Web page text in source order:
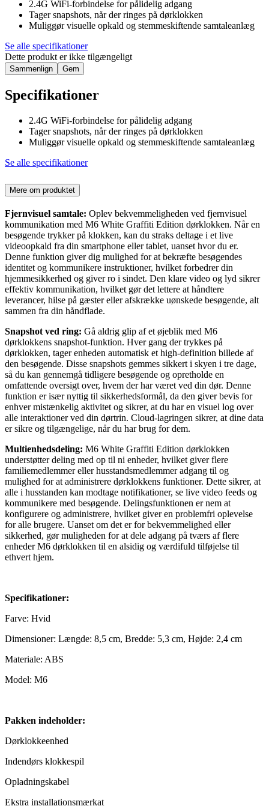
2.4G WiFi-forbindelse for pålidelig adgang
Tager snapshots, når der ringes på dørklokken
Muliggør visuelle opkald og stemmeskiftende samtaleanlæg
Se alle specifikationer
Dette produkt er ikke tilgængeligt
Sammenlign Gem
Specifikationer
2.4G WiFi-forbindelse for pålidelig adgang
Tager snapshots, når der ringes på dørklokken
Muliggør visuelle opkald og stemmeskiftende samtaleanlæg
Se alle specifikationer
Mere om produktet
Fjernvisuel samtale: Oplev bekvemmeligheden ved fjernvisuel
kommunikation med M6 White Graffiti Edition dørklokken. Når en
besøgende trykker på klokken, kan du straks deltage i et live
videoopkald fra din smartphone eller tablet, uanset hvor du er.
Denne funktion giver dig mulighed for at bekræfte besøgendes
identitet og kommunikere instruktioner, hvilket forbedrer din
hjemmesikkerhed og giver ro i sindet. Den klare video og lyd sikrer
effektiv kommunikation, hvilket gør det lettere at håndtere
leverancer, hilse på gæster eller afskrække uønskede besøgende, alt
sammen fra din håndflade.
Snapshot ved ring: Gå aldrig glip af et øjeblik med M6
dørklokkens snapshot-funktion. Hver gang der trykkes på
dørklokken, tager enheden automatisk et high-definition billede af
den besøgende. Disse snapshots gemmes sikkert i skyen i tre dage,
så du kan gennemgå tidligere besøgende og opretholde en
omfattende oversigt over, hvem der har været ved din dør. Denne
funktion er især nyttig til sikkerhedsformål, da den giver bevis for
enhver mistænkelig aktivitet og sikrer, at du har en visuel log over
alle interaktioner ved din dørtrin. Cloud-lagringen sikrer, at dine data
er sikre og tilgængelige, når du har brug for dem.
Multienhedsdeling: M6 White Graffiti Edition dørklokken
understøtter deling med op til ni enheder, hvilket giver flere
familiemedlemmer eller husstandsmedlemmer adgang til og
mulighed for at administrere dørklokkens funktioner. Dette sikrer, at
alle i husstanden kan modtage notifikationer, se live video feeds og
kommunikere med besøgende. Delingsfunktionen er nem at
konfigurere og administrere, hvilket giver en problemfri oplevelse
for alle brugere. Uanset om det er for bekvemmelighed eller
sikkerhed, gør muligheden for at dele adgang på tværs af flere
enheder M6 dørklokken til en alsidig og værdifuld tilføjelse til
ethvert hjem.
Specifikationer:
Farve: Hvid
Dimensioner: Længde: 8,5 cm, Bredde: 5,3 cm, Højde: 2,4 cm
Materiale: ABS
Model: M6
Pakken indeholder:
Dørklokkeenhed
Indendørs klokkespil
Opladningskabel
Ekstra installationsmærkat